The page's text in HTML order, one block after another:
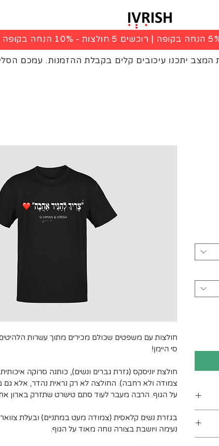
| רוכשים 5 חולצות - 10% הנחה בקופה
המצב יתכנו עיכובים קלים בקבלת ההזמנות. עמכם
חולצות עם משפטים שכולם מכירים מתוך עשרות
סי היימן!
חולצת יוניסקס (גזרת גברים ונשים), כותנה סרוקה
צמודה ולא רחבה). החולצה לא רק נראית נהדר, אלא
על הגוף. הרבה מעבר לעוד סתם טישרט שתזרק בארון
נעימה ויושבת בצורה נוחה מאוד על הגוף.